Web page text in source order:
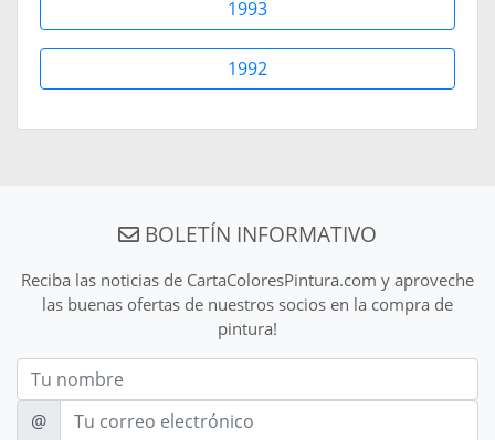
1993
1992
BOLETÍN INFORMATIVO
Reciba las noticias de CartaColoresPintura.com y aproveche
las buenas ofertas de nuestros socios en la compra de
pintura!
Nom
E-mail
@